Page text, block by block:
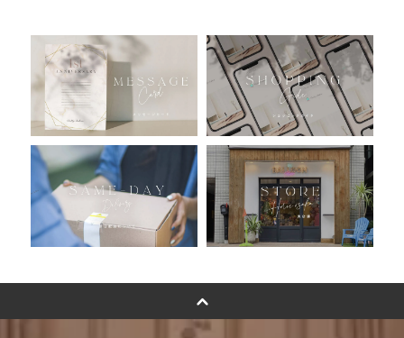
おすすめ商品
バルーン自動販売機
浮くバルーンオーダーメイド - coming soonn -
卓上バルーンオーダーメイド
ムーンリットバルーンについて
その他オーダーメイド
バルーンフラワーブーケについて
プリントフォント詳細＆使用例